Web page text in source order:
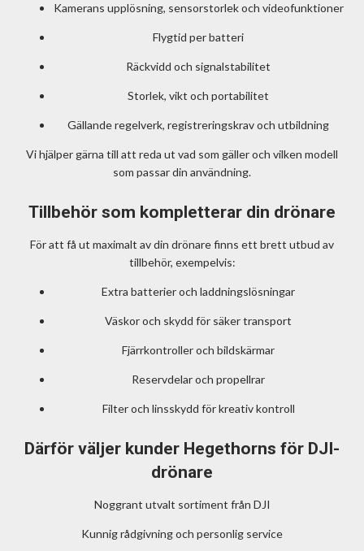
Kamerans upplösning, sensorstorlek och videofunktioner
Flygtid per batteri
Räckvidd och signalstabilitet
Storlek, vikt och portabilitet
Gällande regelverk, registreringskrav och utbildning
Vi hjälper gärna till att reda ut vad som gäller och vilken modell
som passar din användning.
Tillbehör som kompletterar din drönare
För att få ut maximalt av din drönare finns ett brett utbud av
tillbehör, exempelvis:
Extra batterier och laddningslösningar
Väskor och skydd för säker transport
Fjärrkontroller och bildskärmar
Reservdelar och propellrar
Filter och linsskydd för kreativ kontroll
Därför väljer kunder Hegethorns för DJI-
drönare
Noggrant utvalt sortiment från DJI
Kunnig rådgivning och personlig service